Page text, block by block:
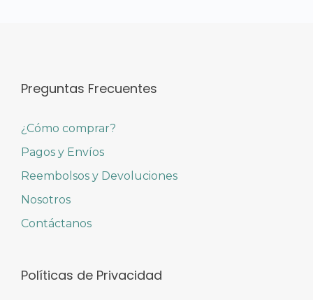
Preguntas Frecuentes
¿Cómo comprar?
Pagos y Envíos
Reembolsos y Devoluciones
Nosotros
Contáctanos
Políticas de Privacidad